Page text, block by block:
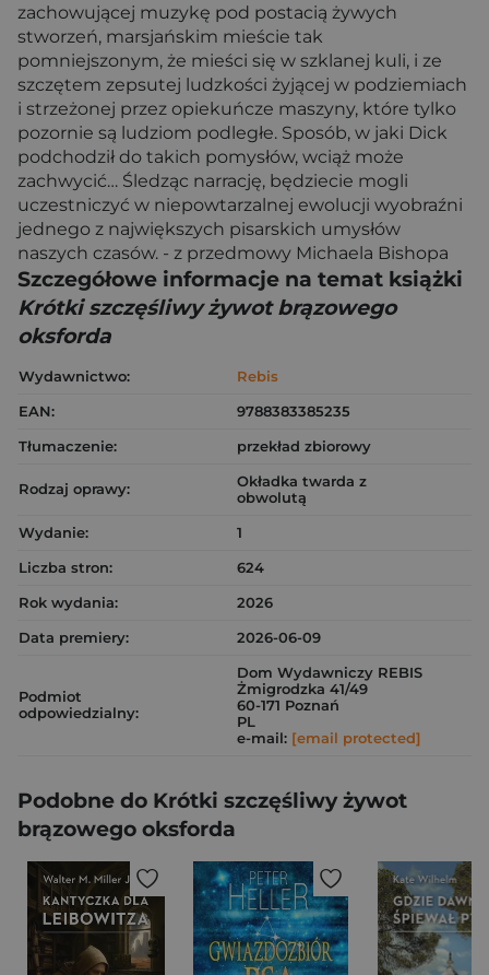
zachowującej muzykę pod postacią żywych
stworzeń, marsjańskim mieście tak
pomniejszonym, że mieści się w szklanej kuli, i ze
szczętem zepsutej ludzkości żyjącej w podziemiach
i strzeżonej przez opiekuńcze maszyny, które tylko
pozornie są ludziom podległe. Sposób, w jaki Dick
podchodził do takich pomysłów, wciąż może
zachwycić… Śledząc narrację, będziecie mogli
uczestniczyć w niepowtarzalnej ewolucji wyobraźni
jednego z największych pisarskich umysłów
naszych czasów. - z przedmowy Michaela Bishopa
Szczegółowe informacje na temat książki
Krótki szczęśliwy żywot brązowego
oksforda
Wydawnictwo:
Rebis
EAN:
9788383385235
Tłumaczenie:
przekład zbiorowy
Rodzaj oprawy:
Okładka twarda z
obwolutą
Wydanie:
1
Liczba stron:
624
Rok wydania:
2026
Data premiery:
2026-06-09
Podmiot
odpowiedzialny:
Dom Wydawniczy REBIS
Żmigrodzka 41/49
60-171 Poznań
PL
e-mail: [email protected]
Podobne do Krótki szczęśliwy żywot
brązowego oksforda